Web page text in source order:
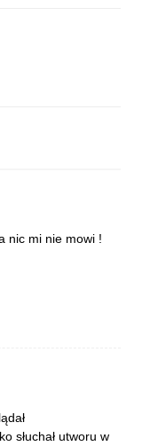
nic mi nie mowi !
słuchał utworu w